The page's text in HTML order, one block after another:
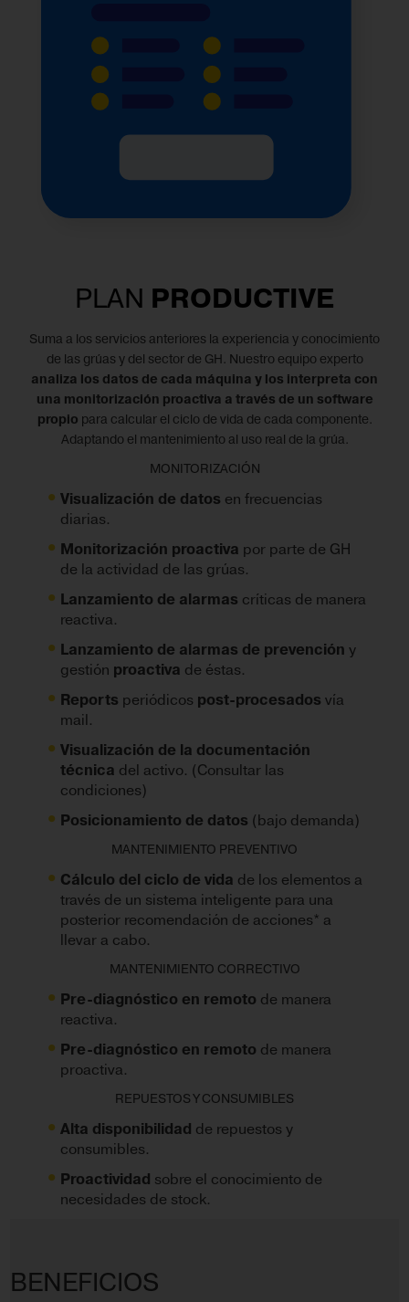
PLAN PRODUCTIVE
Suma a los servicios anteriores la experiencia y conocimiento
de las grúas y del sector de GH. Nuestro equipo experto
analiza los datos de cada máquina y los interpreta con
una monitorización proactiva a través de un software
propio para calcular el ciclo de vida de cada componente.
Adaptando el mantenimiento al uso real de la grúa.
MONITORIZACIÓN
Visualización de datos en frecuencias
diarias.
Monitorización proactiva por parte de GH
de la actividad de las grúas.
Lanzamiento de alarmas críticas de manera
reactiva.
Lanzamiento de alarmas de prevención y
gestión proactiva de éstas.
Reports periódicos post-procesados vía
mail.
Visualización de la documentación
técnica del activo. (Consultar las
condiciones)
Posicionamiento de datos (bajo demanda)
MANTENIMIENTO PREVENTIVO
Cálculo del ciclo de vida de los elementos a
través de un sistema inteligente para una
posterior recomendación de acciones* a
llevar a cabo.
MANTENIMIENTO CORRECTIVO
Pre-diagnóstico en remoto de manera
reactiva.
Pre-diagnóstico en remoto de manera
proactiva.
REPUESTOS Y CONSUMIBLES
Alta disponibilidad de repuestos y
consumibles.
Proactividad sobre el conocimiento de
necesidades de stock.
BENEFICIOS